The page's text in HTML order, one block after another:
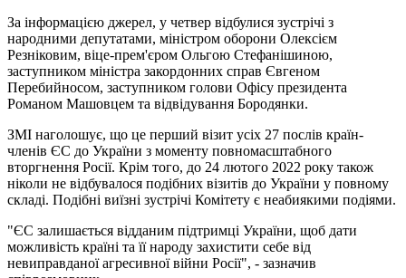
За інформацією джерел, у четвер відбулися зустрічі з
народними депутатами, міністром оборони Олексієм
Резніковим, віце-прем'єром Ольгою Стефанішиною,
заступником міністра закордонних справ Євгеном
Перебийносом, заступником голови Офісу президента
Романом Машовцем та відвідування Бородянки.
ЗМІ наголошує, що це перший візит усіх 27 послів країн-
членів ЄС до України з моменту повномасштабного
вторгнення Росії. Крім того, до 24 лютого 2022 року також
ніколи не відбувалося подібних візитів до України у повному
складі. Подібні виїзні зустрічі Комітету є неабиякими подіями.
"ЄС залишається відданим підтримці України, щоб дати
можливість країні та її народу захистити себе від
невиправданої агресивної війни Росії", - зазначив